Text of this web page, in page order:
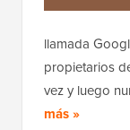
llamada
propietarios
vez y luego
más »